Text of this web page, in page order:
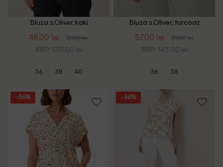
Bluza s.Oliver, kaki
48.00 lei 89.00 lei
RRP: 135.00 lei
36 38 40
Bluza s.Oliver, turcoaz
57.00 lei 89.00 lei
RRP: 145.00 lei
36 38
- 56% - 66%